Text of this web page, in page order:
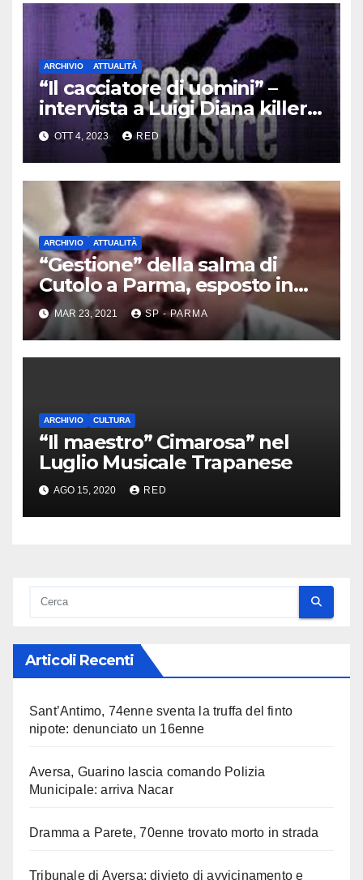
ARCHIVIO ATTUALITÀ
“Il cacciatore di uomini” –
intervista a Luigi Diana killer
dei Casalesi
OTT 4, 2023 RED
ARCHIVIO ATTUALITÀ
“Gestione” della salma di
Cutolo a Parma, esposto in
Procura
MAR 23, 2021 SP - PARMA
ARCHIVIO CULTURA
“Il maestro” Cimarosa” nel
Luglio Musicale Trapanese
AGO 15, 2020 RED
Articoli Recenti
Sant’Antimo, 74enne sventa la truffa del finto
nipote: denunciato un 16enne
Aversa, Guarino lascia comando Polizia
Municipale: arriva Nacar
Dramma a Parete, 70enne trovato morto in strada
Tribunale di Aversa: divieto di avvicinamento e